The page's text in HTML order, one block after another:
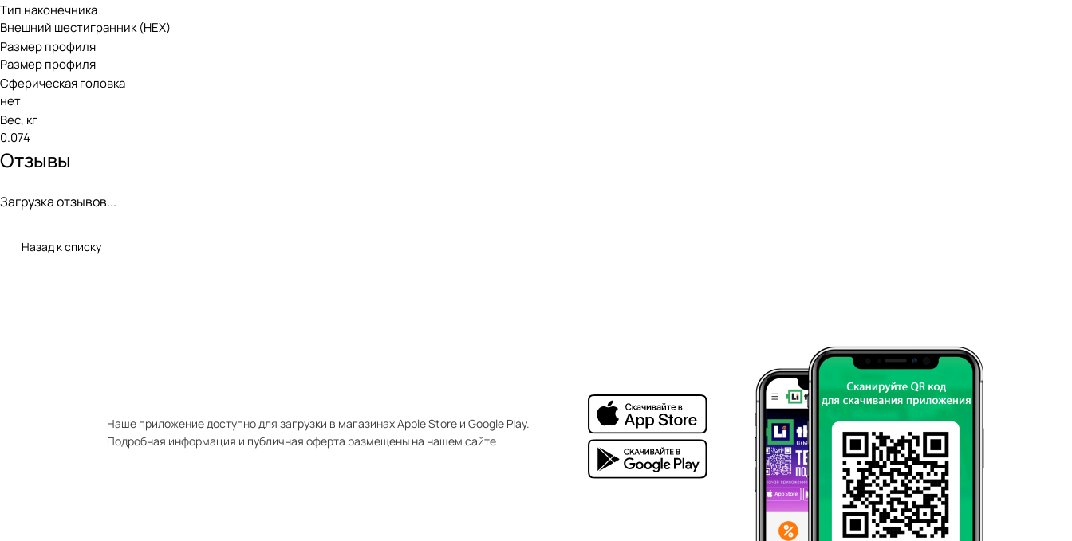
Тип наконечника
Внешний шестигранник (HEX)
Размер профиля
Размер профиля
Сферическая головка
нет
Вес, кг
0.074
Отзывы
Загрузка отзывов...
Назад к списку
Наше приложение доступно для загрузки в магазинах Apple Store и Google Play.
Подробная информация и публичная оферта размещены на нашем сайте